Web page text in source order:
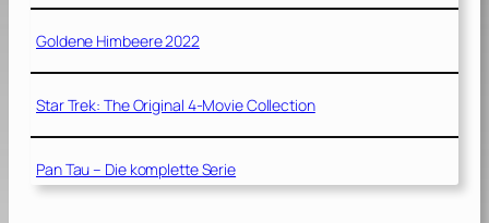
Goldene Himbeere 2022
Star Trek: The Original 4-Movie Collection
Pan Tau – Die komplette Serie